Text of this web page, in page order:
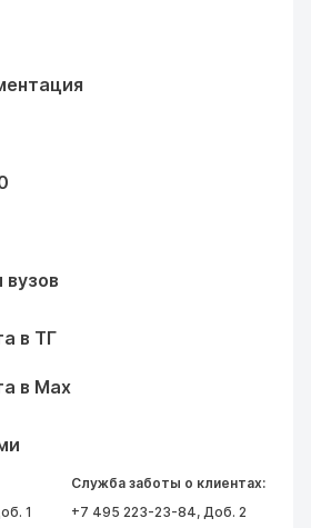
в ТГ
в Max
1
Служба заботы о клиентах:
+7 495 223-23-84, Доб. 2